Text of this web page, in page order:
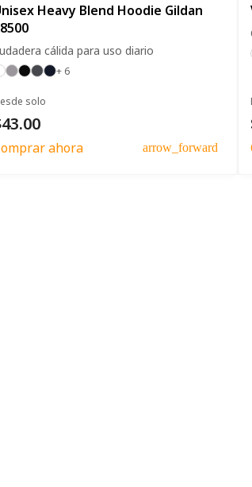
Heavy Blend Hoodie Gildan
cálida para uso diario
+ 6
solo
ahora arrow_forward